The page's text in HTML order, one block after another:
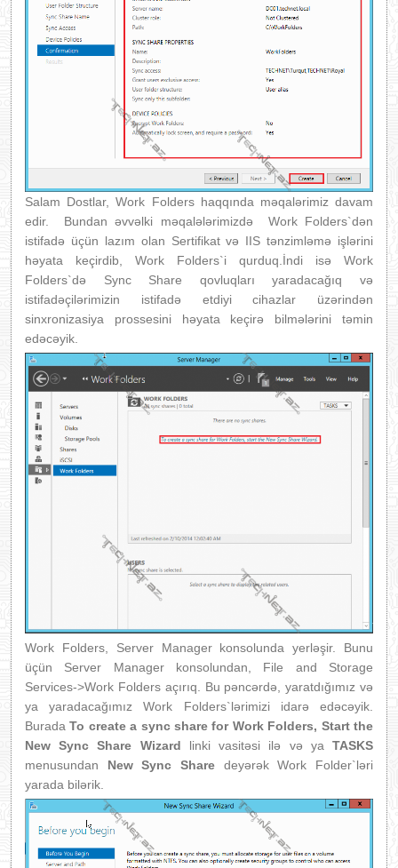
Salam Dostlar, Work Folders haqqında məqalərimiz davam
edir. Bundan əvvəlki məqalələrimizdə Work Folders`dən
istifadə üçün lazım olan Sertifikat və IIS tənzimləmə işlərini
həyata keçirdib, Work Folders`i qurduq.İndi isə Work
Folders`də Sync Share qovluqları yaradacağıq və
istifadəçilərimizin istifadə etdiyi cihazlar üzərindən
sinxronizasiya prossesini həyata keçirə bilmələrini təmin
edəcəyik.
Work Folders, Server Manager konsolunda yerləşir. Bunu
üçün Server Manager konsolundan, File and Storage
Services->Work Folders açırıq. Bu pəncərdə, yaratdığımız və
ya yaradacağımız Work Folders`lərimizi idarə edəcəyik.
BuradaTo create a sync share for Work Folders, Start the
New Sync Share Wizard linki vasitəsi ilə və yaTASKS
menusundan New Sync Share deyərək Work Folder`ləri
yarada bilərik.